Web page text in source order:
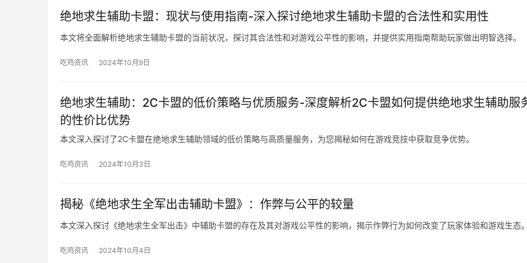
绝地求生辅助卡盟：现状与使用指南-深入探讨绝地求生辅助卡盟的合法性和实用性
本文将全面解析绝地求生辅助卡盟的当前状况，探讨其合法性和对游戏公平性的影响，并提供实用指南帮助玩家做出明智选择。
吃鸡资讯 2024年10月9日
绝地求生辅助：2C卡盟的低价策略与优质服务-深度解析2C卡盟如何提供绝地求生辅助服
的性价比优势
本文深入探讨了2C卡盟在绝地求生辅助领域的低价策略与高质量服务，为您揭秘如何在游戏竞技中获取竞争优势。
吃鸡资讯 2024年10月3日
揭秘《绝地求生全军出击辅助卡盟》：作弊与公平的较量
本文深入探讨《绝地求生全军出击》中辅助卡盟的存在及其对游戏公平性的影响，揭示作弊行为如何改变了玩家体验和游戏生态
吃鸡资讯 2024年10月4日